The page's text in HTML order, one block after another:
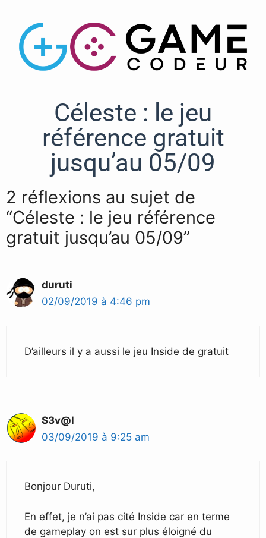
Céleste : le jeu
référence gratuit
jusqu’au 05/09
2 réflexions au sujet de
“Céleste : le jeu référence
gratuit jusqu’au 05/09”
duruti
02/09/2019 à 4:46 pm
D’ailleurs il y a aussi le jeu Inside de gratuit
S3v@l
03/09/2019 à 9:25 am
Bonjour Duruti,
En effet, je n’ai pas cité Inside car en terme
de gameplay on est sur plus éloigné du